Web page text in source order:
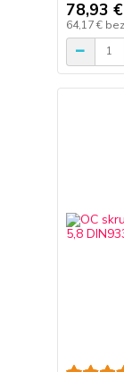
78,93 €
64,17 €